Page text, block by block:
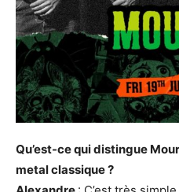
Qu’est-ce qui distingue
metal classique ?